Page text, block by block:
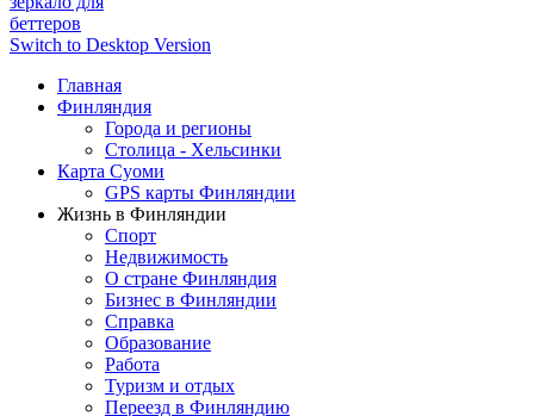
беттеров
Switch to Desktop Version
Главная
Финляндия
Города и регионы
Столица - Хельсинки
Карта Суоми
GPS карты Финляндии
Жизнь в Финляндии
Спорт
Недвижимость
О стране Финляндия
Бизнес в Финляндии
Справка
Образование
Работа
Туризм и отдых
Переезд в Финляндию